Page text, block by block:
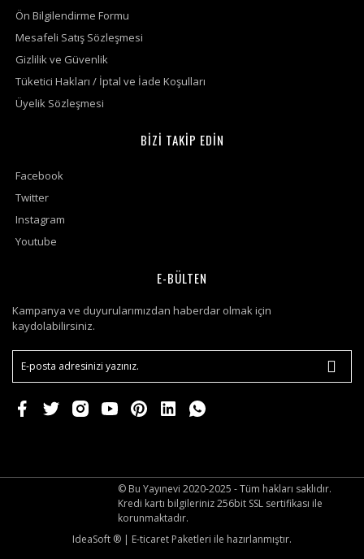
Ön Bilgilendirme Formu
Mesafeli Satış Sözleşmesi
Gizlilik ve Güvenlik
Tüketici Hakları / İptal ve İade Koşulları
Üyelik Sözleşmesi
BİZİ TAKİP EDİN
Facebook
Twitter
Instagram
Youtube
E-BÜLTEN
Kampanya ve duyurularımızdan haberdar olmak için
kaydolabilirsiniz.
© Bu Yayınevi 2020-2025 - Tüm hakları saklıdır.
Kredi kartı bilgileriniz 256bit SSL sertifikası ile
korunmaktadır.
IdeaSoft ® | E-ticaret Paketleri ile hazırlanmıştır.